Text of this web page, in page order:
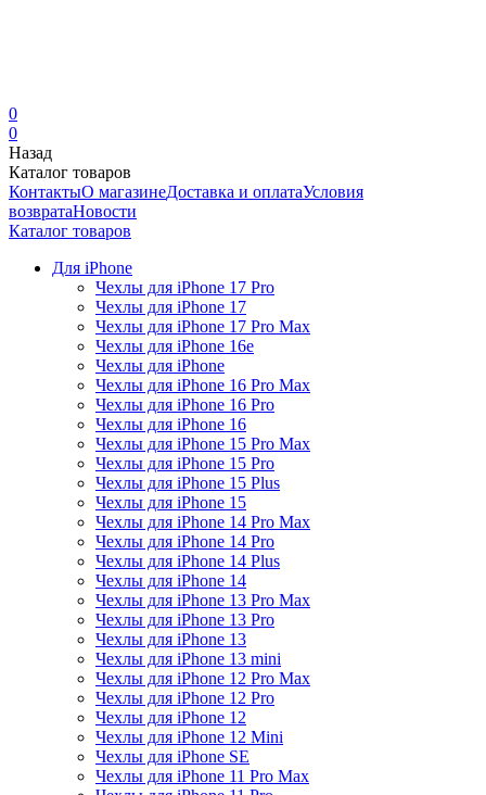
0
0
Назад
Каталог товаров
КонтактыО магазинеДоставка и оплатаУсловия
возвратаНовости
Каталог товаров
Для iPhone
Чехлы для iPhone 17 Pro
Чехлы для iPhone 17
Чехлы для iPhone 17 Pro Max
Чехлы для iPhone 16e
Чехлы для iPhone
Чехлы для iPhone 16 Pro Max
Чехлы для iPhone 16 Pro
Чехлы для iPhone 16
Чехлы для iPhone 15 Pro Max
Чехлы для iPhone 15 Pro
Чехлы для iPhone 15 Plus
Чехлы для iPhone 15
Чехлы для iPhone 14 Pro Max
Чехлы для iPhone 14 Pro
Чехлы для iPhone 14 Plus
Чехлы для iPhone 14
Чехлы для iPhone 13 Pro Max
Чехлы для iPhone 13 Pro
Чехлы для iPhone 13
Чехлы для iPhone 13 mini
Чехлы для iPhone 12 Pro Max
Чехлы для iPhone 12 Pro
Чехлы для iPhone 12
Чехлы для iPhone 12 Mini
Чехлы для iPhone SE
Чехлы для iPhone 11 Pro Max